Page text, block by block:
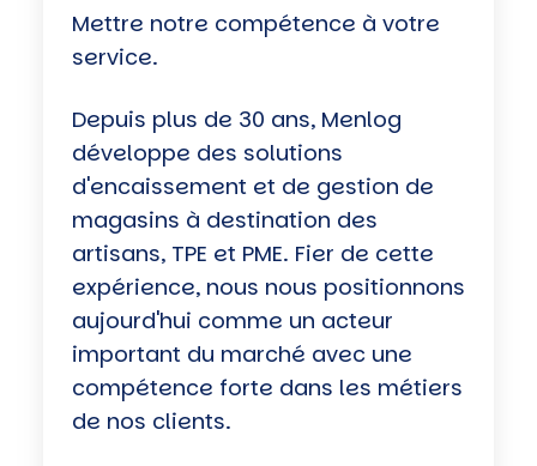
Mettre notre compétence à votre
service.
Depuis plus de 30 ans, Menlog
développe des solutions
d'encaissement et de gestion de
magasins à destination des
artisans, TPE et PME. Fier de cette
expérience, nous nous positionnons
aujourd'hui comme un acteur
important du marché avec une
compétence forte dans les métiers
de nos clients.